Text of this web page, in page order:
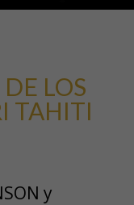
LOS
TAHITI
y